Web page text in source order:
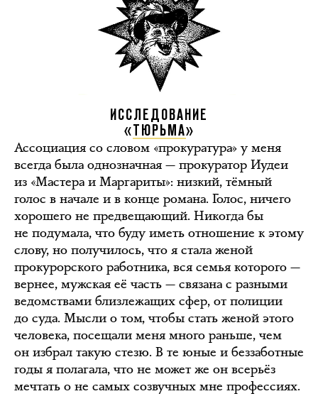
ИССЛЕДОВАНИЕ
« ТЮРЬМА»
Ассоциация со словом «прокуратура» у меня
всегда была однозначная — прокуратор Иудеи
из «Мастера и Маргариты»: низкий, тёмный
голос в начале и в конце романа. Голос, ничего
хорошего не предвещающий. Никогда бы
не подумала, что буду иметь отношение к этому
слову, но получилось, что я стала женой
прокурорского работника, вся семья которого —
вернее, мужская её часть — связана с разными
ведомствами близлежащих сфер, от полиции
до суда. Мысли о том, чтобы стать женой этого
человека, посещали меня много раньше, чем
он избрал такую стезю. В те юные и беззаботные
годы я полагала, что не может же он всерьёз
мечтать о не самых созвучных мне профессиях.